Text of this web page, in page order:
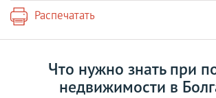
Распечатать
Что нужно знать при
недвижимости в